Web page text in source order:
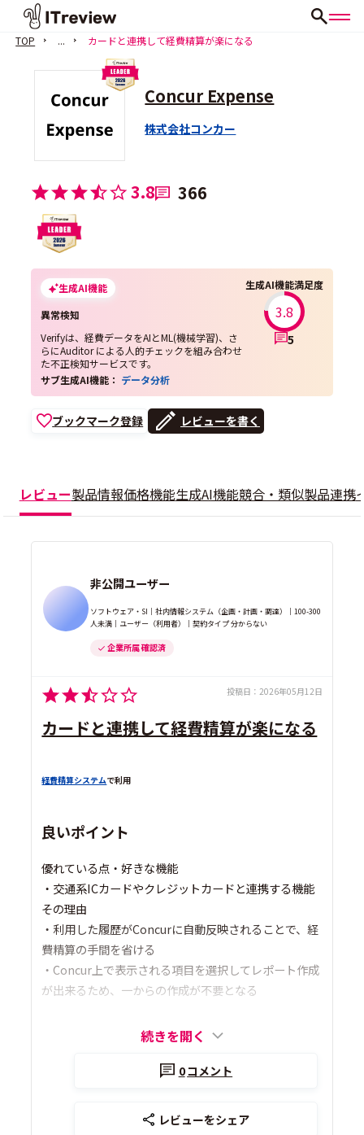
TOP ... カードと連携して経費精算が楽になる
Concur Expense
株式会社コンカー
3.8 366
生成AI機能
異常検知
Verifyは、経費データをAIとML(機械学習)、さ
らにAuditor による人的チェックを組み合わせ
た不正検知サービスです。
生成AI機能満足度
3.8
5
サブ生成AI機能： データ分析
ブックマーク登録 レビューを書く
レビュー製品情報価格機能生成AI機能競合・類似製品連携
非公開ユーザー
ソフトウェア・SI｜社内情報システム（企画・計画・調達）｜100-300
人未満｜ユーザー（利用者）｜契約タイプ 分からない
企業所属 確認済
投稿日： 2026年05月12日
カードと連携して経費精算が楽になる
経費精算システムで利用
良いポイント
優れている点・好きな機能
・交通系ICカードやクレジットカードと連携する機能
その理由
・利用した履歴がConcurに自動反映されることで、経
費精算の手間を省ける
・Concur上で表示される項目を選択してレポート作成
が出来るため、一からの作成が不要となる
続きを開く
0コメント
レビューをシェア